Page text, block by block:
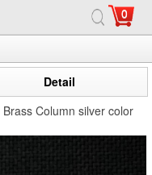
0
Detail
Column silver color